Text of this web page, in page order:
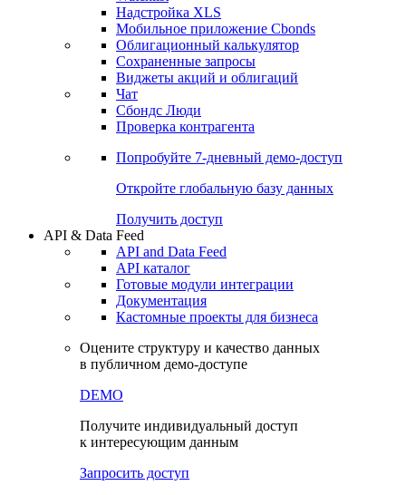
Получить доступ
Инструментарий
Портфель
Watchlist
Надстройка XLS
Мобильное приложение Cbonds
Облигационный калькулятор
Сохраненные запросы
Чат
Проверка контрагента
Попробуйте7-дневный
Откройте глобальную базу данных
Получить доступ
API & Data Feed
API and Data Feed
Готовые модули интеграции
Документация
в публичном демо-доступе